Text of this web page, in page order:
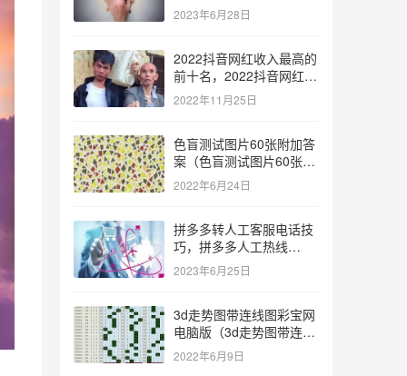
2023年6月28日
2022抖音网红收入最高的
前十名，2022抖音网红收
入最高的前十名有哪些？
2022年11月25日
色盲测试图片60张附加答
案（色盲测试图片60张复
杂）
2022年6月24日
拼多多转人工客服电话技
巧，拼多多人工热线
9541344？
2023年6月25日
3d走势图带连线图彩宝网
电脑版（3d走势图带连线
图彩宝网手机版）
2022年6月9日